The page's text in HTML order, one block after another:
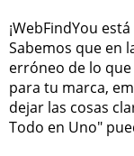
¡WebFindYou
Sabemos que en
erróneo de lo
para tu marca,
dejar las cosas
Todo en Uno"